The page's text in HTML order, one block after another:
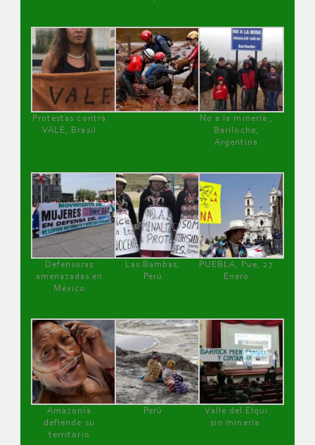
Protestas contra
VALE, Brasil
No a la minería ,
Bariloche,
Argentina
Defensoras
amenazadas en
México
Las Bambas,
Perú
PUEBLA, Pue, 27
Enero
Amazonía
defiende su
territorio
Perú
Valle del Elqui
sin minería.